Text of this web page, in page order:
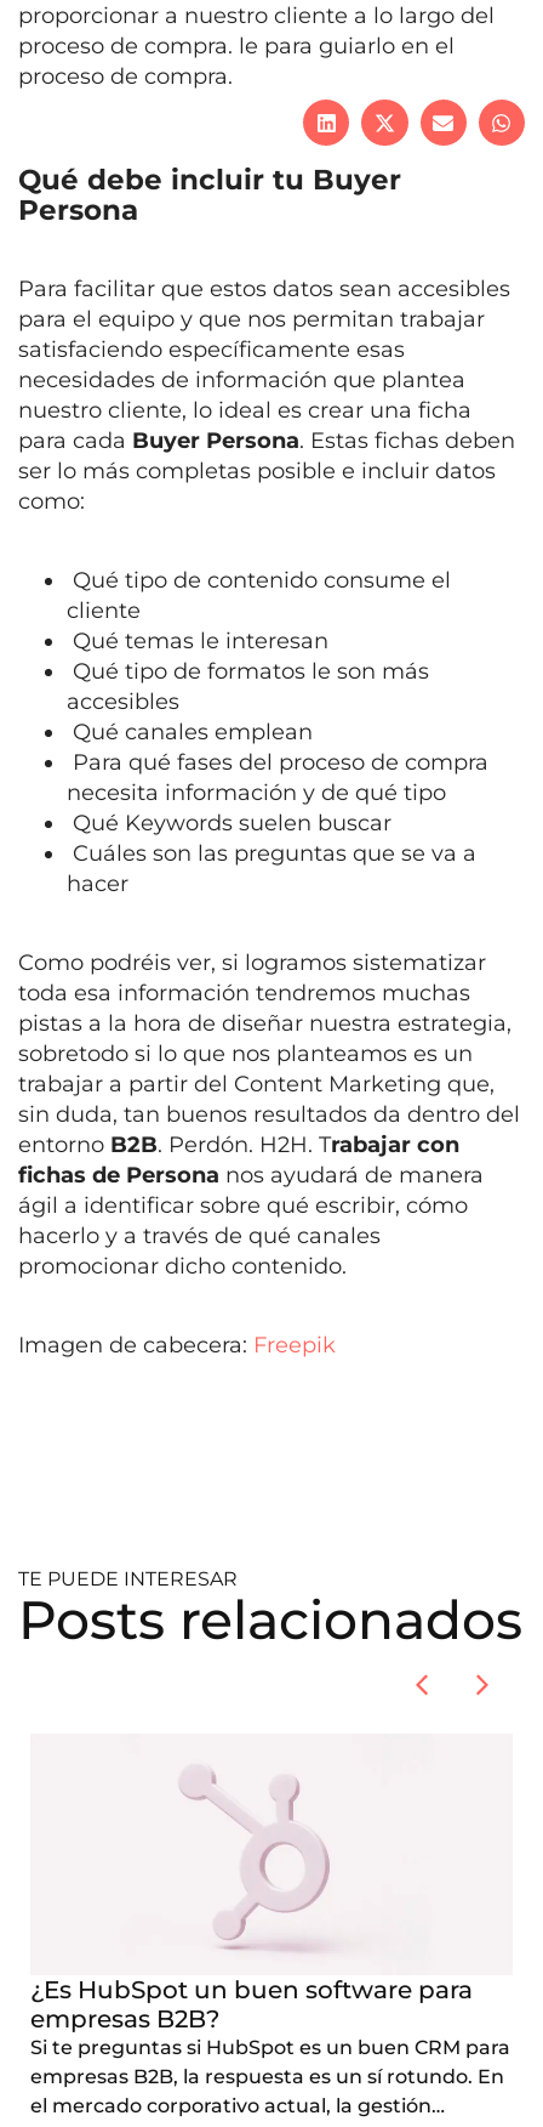
proporcionar a nuestro cliente a lo largo del
proceso de compra. le para guiarlo en el
proceso de compra.
Qué debe incluir tu Buyer
Persona
Para facilitar que estos datos sean accesibles
para el equipo y que nos permitan trabajar
satisfaciendo específicamente esas
necesidades de información que plantea
nuestro cliente, lo ideal es crear una ficha
para cada Buyer Persona. Estas fichas deben
ser lo más completas posible e incluir datos
como:
Qué tipo de contenido consume el
cliente
Qué temas le interesan
Qué tipo de formatos le son más
accesibles
Qué canales emplean
Para qué fases del proceso de compra
necesita información y de qué tipo
Qué Keywords suelen buscar
Cuáles son las preguntas que se va a
hacer
Como podréis ver, si logramos sistematizar
toda esa información tendremos muchas
pistas a la hora de diseñar nuestra estrategia,
sobretodo si lo que nos planteamos es un
trabajar a partir del Content Marketing que,
sin duda, tan buenos resultados da dentro del
entorno B2B. Perdón. H2H. Trabajar con
fichas de Persona nos ayudará de manera
ágil a identificar sobre qué escribir, cómo
hacerlo y a través de qué canales
promocionar dicho contenido.
Imagen de cabecera: Freepik
TE PUEDE INTERESAR
Posts relacionados
¿Es HubSpot un buen software para
empresas B2B?
Si te preguntas si HubSpot es un buen CRM para
empresas B2B, la respuesta es un sí rotundo. En
el mercado corporativo actual, la gestión…